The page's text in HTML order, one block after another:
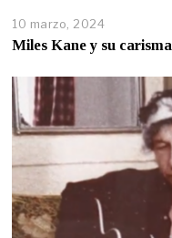
10 marzo, 2024
Miles Kane y su